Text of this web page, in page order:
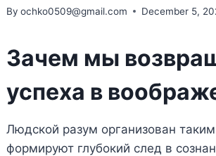
By ochko0509@gmail.com December 5,
Зачем мы
успеха в
Людской разум организован
формируют глубокий след в